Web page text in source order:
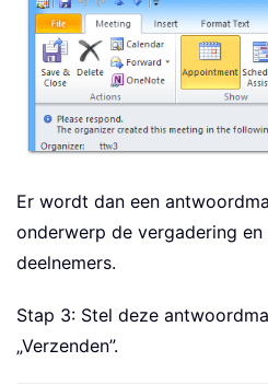
Er wordt dan een
onderwerp de vergadering
deelnemers.
Stap 3: Stel deze
„Verzenden”.